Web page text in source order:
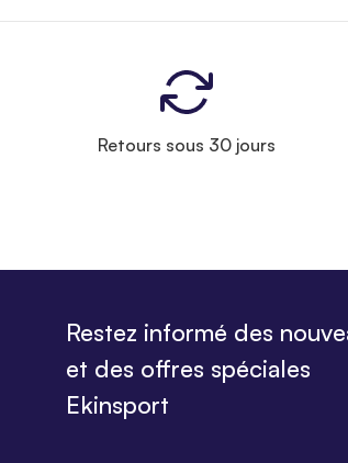
Retours sous 30 jours
Restez informé des
et des offres spéciales
Ekinsport